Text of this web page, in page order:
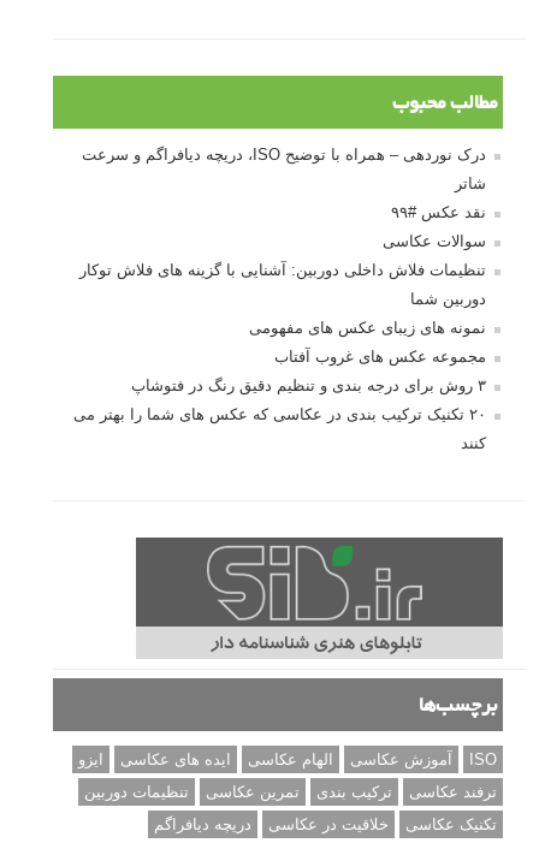
مطالب محبوب
درک نوردهی – همراه با توضیح ISO، دریچه دیافراگم و سرعت
شاتر
نقد عکس #۹۹
سوالات عکاسی
تنظیمات فلاش داخلی دوربین: آشنایی با گزینه های فلاش توکار
دوربین شما
نمونه های زیبای عکس های مفهومی
مجموعه عکس های غروب آفتاب
۳ روش برای درجه بندی و تنظیم دقیق رنگ در فتوشاپ
۲۰ تکنیک ترکیب بندی در عکاسی که عکس های شما را بهتر می
کنند
برچسب‌ها
ISO آموزش عکاسی الهام عکاسی ایده های عکاسی
ایزو
ترفند عکاسی
ترکیب بندی تمرین عکاسی
تنظیمات دوربین
تکنیک عکاسی
خلاقیت در عکاسی
دریچه دیافراگم